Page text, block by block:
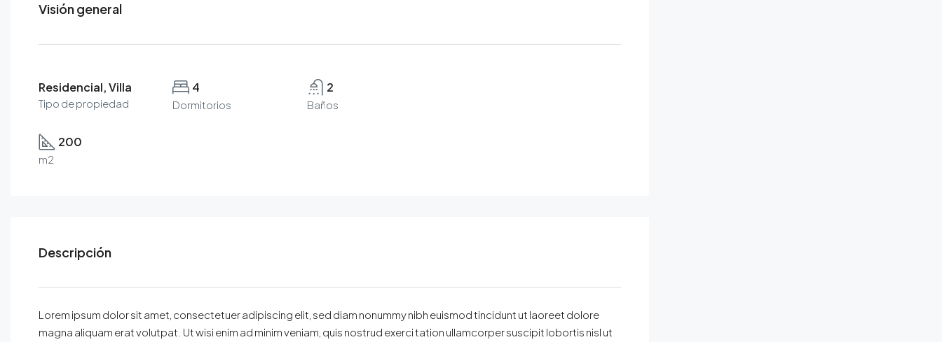
Visión general
Residencial, Villa
Tipo de propiedad
4
Dormitorios
2
Baños
200
m2
Descripción
Lorem ipsum dolor sit amet, consectetuer adipiscing elit, sed diam nonummy nibh euismod tincidunt ut laoreet dolore
magna aliquam erat volutpat. Ut wisi enim ad minim veniam, quis nostrud exerci tation ullamcorper suscipit lobortis nisl ut